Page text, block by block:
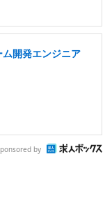
開発エンジニア
by